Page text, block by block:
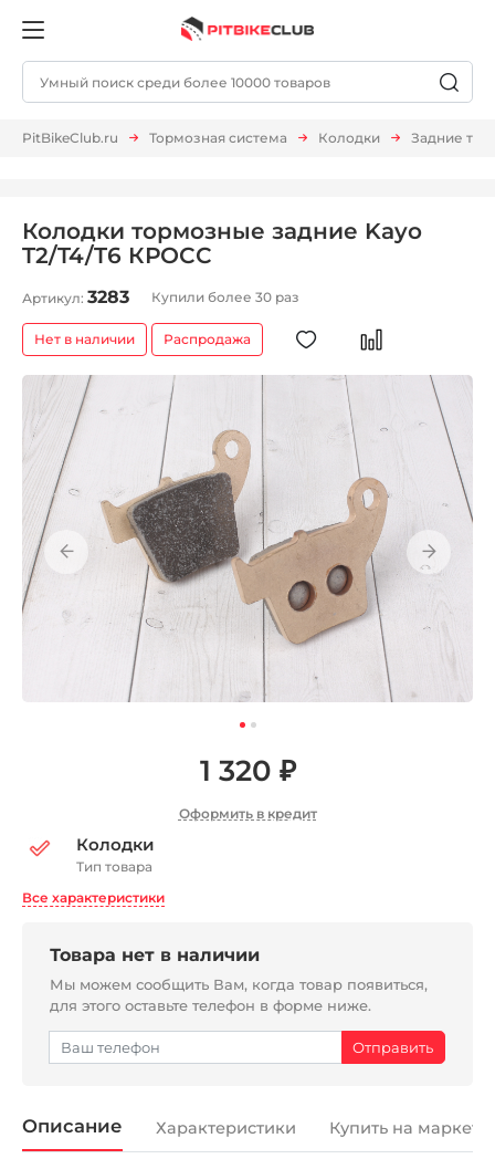
PitBikeClub.ru Тормозная система Колодки Задние
Колодки тормозные задние Kayo
T2/T4/T6 КРОСС
Артикул: 3283 Купили более 30 раз
Нет в наличии Распродажа
1 320 ₽
Оформить в кредит
Колодки
Тип товара
Все характеристики
Товара нет в наличии
Мы можем сообщить Вам, когда товар появиться,
для этого оставьте телефон в форме ниже.
Описание Характеристики Купить на